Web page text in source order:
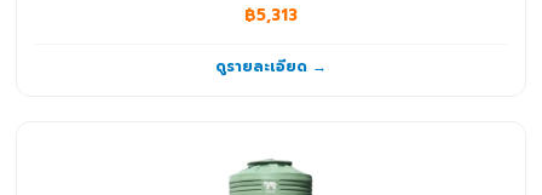
฿5,313
ดูรายละเอียด →